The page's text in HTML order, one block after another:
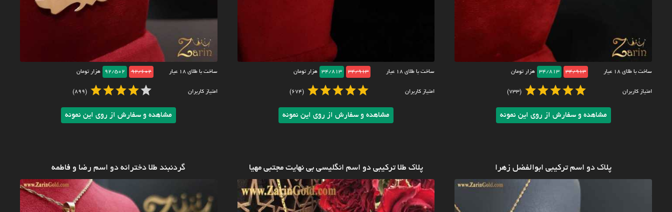
ساخت با طلای ۱۸ عیار 34/913
34/813 هزار تومان
امتیاز کاربران (733)
مشاهده و سفارش از روی این نمونه
ساخت با طلای ۱۸ عیار 34/913
34/813 هزار تومان
امتیاز کاربران (674)
مشاهده و سفارش از روی این نمونه
ساخت با طلای ۱۸ عیار 92/602
92/502 هزار تومان
امتیاز کاربران (899)
مشاهده و سفارش از روی این نمونه
پلاک دو اسم ترکیبی ابوالفضل زهرا پلاک طلا ترکیبی دو اسم انگلیسی بی نهایت مجتبی مهیا گردنبند طلا دخترانه دو اسم رضا و فاطمه